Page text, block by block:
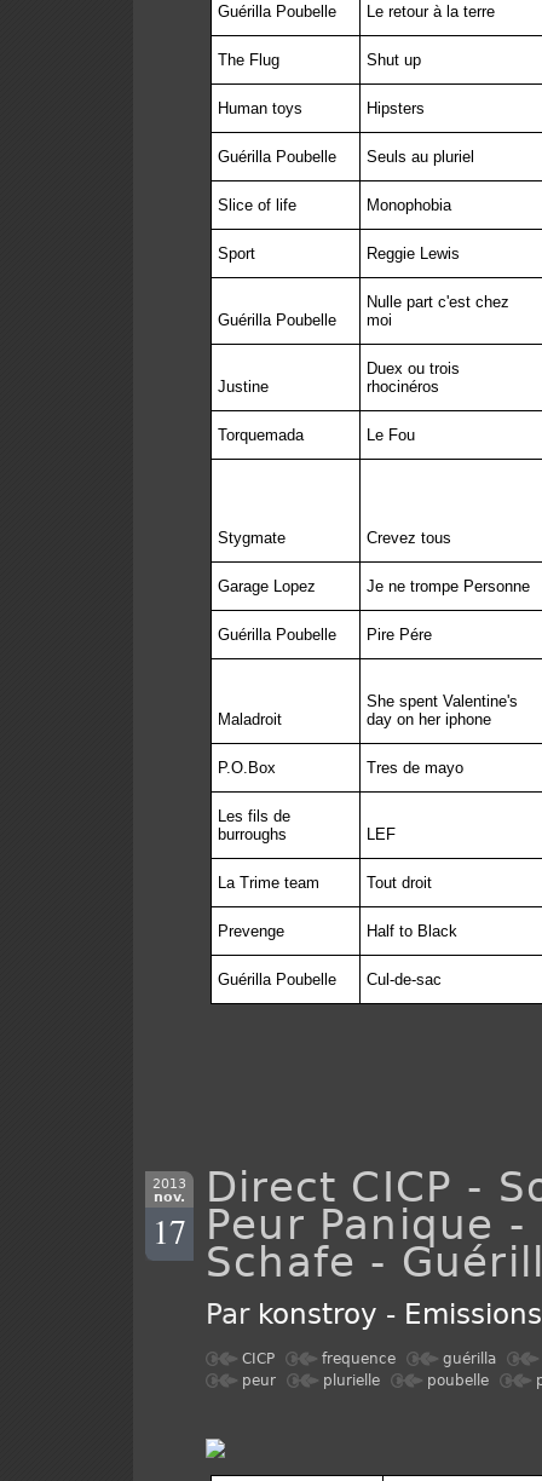
Guérilla Poubelle Le retour à la terre
The Flug Shut up
Human toys Hipsters
Guérilla Poubelle Seuls au pluriel
Slice of life Monophobia
Sport Reggie Lewis
Guérilla Poubelle
Nulle part c'est chez
moi
Justine
Duex ou trois
rhocinéros
Torquemada Le Fou
Stygmate Crevez tous
Garage Lopez Je ne trompe Personne
Guérilla Poubelle Pire Pére
Maladroit
She spent Valentine's
day on her iphone
P.O.Box Tres de mayo
Les fils de
burroughs
LEF
La Trime team Tout droit
Prevenge Half to Black
Guérilla Poubelle Cul-de-sac
2013
nov.
17
Direct CICP -
Peur Panique
Schafe -
Par konstroy -
CICP frequence
guérilla
peur
plurielle poubelle